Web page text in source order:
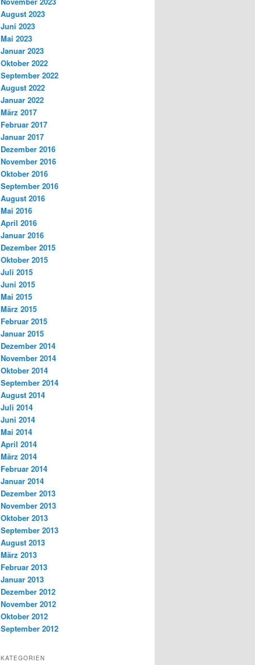
August 2023
Juni 2023
Mai 2023
Januar 2023
Oktober 2022
September 2022
August 2022
Januar 2022
März 2017
Februar 2017
Januar 2017
Dezember 2016
November 2016
Oktober 2016
September 2016
August 2016
Mai 2016
April 2016
Januar 2016
Dezember 2015
Oktober 2015
Juli 2015
Juni 2015
Mai 2015
März 2015
Februar 2015
Januar 2015
Dezember 2014
November 2014
Oktober 2014
September 2014
August 2014
Juli 2014
Juni 2014
Mai 2014
April 2014
März 2014
Februar 2014
Januar 2014
Dezember 2013
November 2013
Oktober 2013
September 2013
August 2013
März 2013
Februar 2013
Januar 2013
Dezember 2012
November 2012
Oktober 2012
September 2012
KATEGORIEN